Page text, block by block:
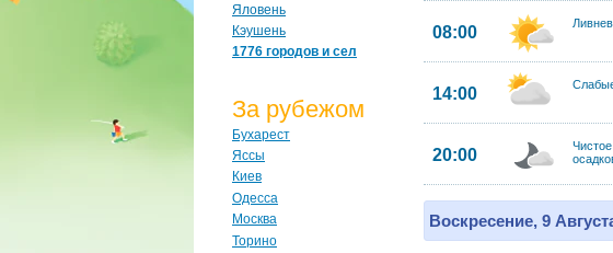
Яловень
Кэушень
1776 городов и сел
За рубежом
Бухарест
Яссы
Киев
Одесса
Москва
Торино
08:00
14:00
20:00
Воскресение, 9